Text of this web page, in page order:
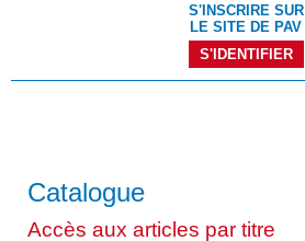
S'INSCRIRE SUR
LE SITE DE PAV
S'IDENTIFIER
Catalogue
Accès aux articles par titre